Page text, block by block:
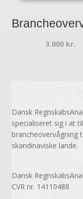
3.000 kr.
Dansk
specialiseret sig i at
brancheovervågning
skandinaviske lande.
Dansk
CVR nr. 14110488